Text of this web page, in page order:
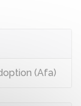
(Afa)